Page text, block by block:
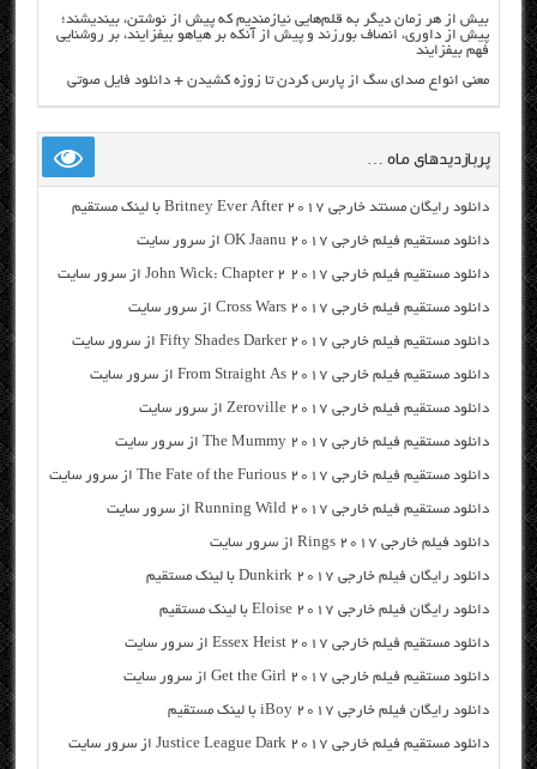
بیش از هر زمان دیگر به قلم‌هایی نیازمندیم که پیش از نوشتن، بیندیشند؛
پیش از داوری، انصاف بورزند و پیش از آنکه بر هیاهو بیفزایند، بر روشنایی
فهم بیفزایند
معنی انواع صدای سگ از پارس کردن تا زوزه کشیدن + دانلود فایل صوتی
پربازدیدهای ماه …
دانلود رایگان مسنتد خارجی Britney Ever After 2017 با لینک مستقیم
دانلود مستقیم فیلم خارجی OK Jaanu 2017 از سرور سایت
دانلود مستقیم فیلم خارجی John Wick: Chapter 2 2017 از سرور سایت
دانلود مستقیم فیلم خارجی Cross Wars 2017 از سرور سایت
دانلود مستقیم فیلم خارجی Fifty Shades Darker 2017 از سرور سایت
دانلود مستقیم فیلم خارجی From Straight As 2017 از سرور سایت
دانلود مستقیم فیلم خارجی Zeroville 2017 از سرور سایت
دانلود مستقیم فیلم خارجی The Mummy 2017 از سرور سایت
دانلود مستقیم فیلم خارجی The Fate of the Furious 2017 از سرور سایت
دانلود مستقیم فیلم خارجی Running Wild 2017 از سرور سایت
دانلود فیلم خارجی Rings 2017 از سرور سایت
دانلود رایگان فیلم خارجی Dunkirk 2017 با لینک مستقیم
دانلود رایگان فیلم خارجی Eloise 2017 با لینک مستقیم
دانلود مستقیم فیلم خارجی Essex Heist 2017 از سرور سایت
دانلود مستقیم فیلم خارجی Get the Girl 2017 از سرور سایت
دانلود رایگان فیلم خارجی iBoy 2017 با لینک مستقیم
دانلود مستقیم فیلم خارجی Justice League Dark 2017 از سرور سایت